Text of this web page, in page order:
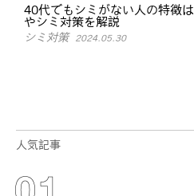
40代でもシミがない人の特徴
やシミ対策を解説
シミ対策 2024.05.30
人気記事